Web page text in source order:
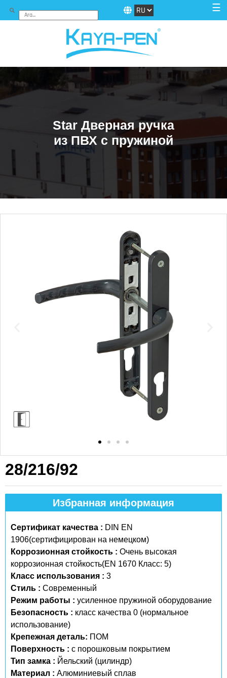
☰
Star Дверная ручка
из ПВХ с пружиной
28/216/92
Избранная информация
Сертификат качества : DIN EN
1906(сертифицирован на немецком)
Коррозионная стойкость : Очень высокая
коррозионная стойкость(EN 1670 Класс: 5)
Класс использования : 3
Стиль : Современный
Режим работы : усиленное пружиной оборудование
Безопасность : класс качества 0 (нормальное
использование)
Крепежная деталь: ПОМ
Поверхность : с порошковым покрытием
Тип замка : Йельский (цилиндр)
Материал : Алюминиевый сплав